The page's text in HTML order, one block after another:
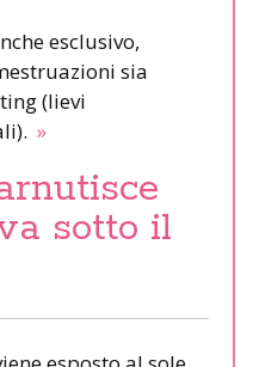
esclusivo,
sia
(lievi
»
sotto il